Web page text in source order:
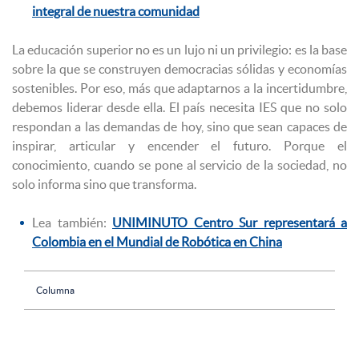
integral de nuestra comunidad
La educación superior no es un lujo ni un privilegio: es la base
sobre la que se construyen democracias sólidas y economías
sostenibles. Por eso, más que adaptarnos a la incertidumbre,
debemos liderar desde ella. El país necesita IES que no solo
respondan a las demandas de hoy, sino que sean capaces de
inspirar, articular y encender el futuro. Porque el
conocimiento, cuando se pone al servicio de la sociedad, no
solo informa sino que transforma.
Lea también: UNIMINUTO Centro Sur representará a
Colombia en el Mundial de Robótica en China
Columna